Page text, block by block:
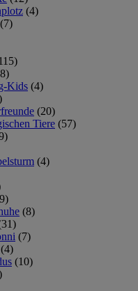
(4)
(7)
Kids (4)
(20)
Tiere (57)
(4)
(8)
(7)
(4)
(10)